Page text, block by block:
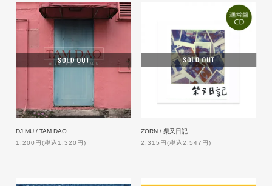
DJ MU / TAM DAO
1,200円(税込1,320円)
ZORN / 柴又日記
2,315円(税込2,547円)